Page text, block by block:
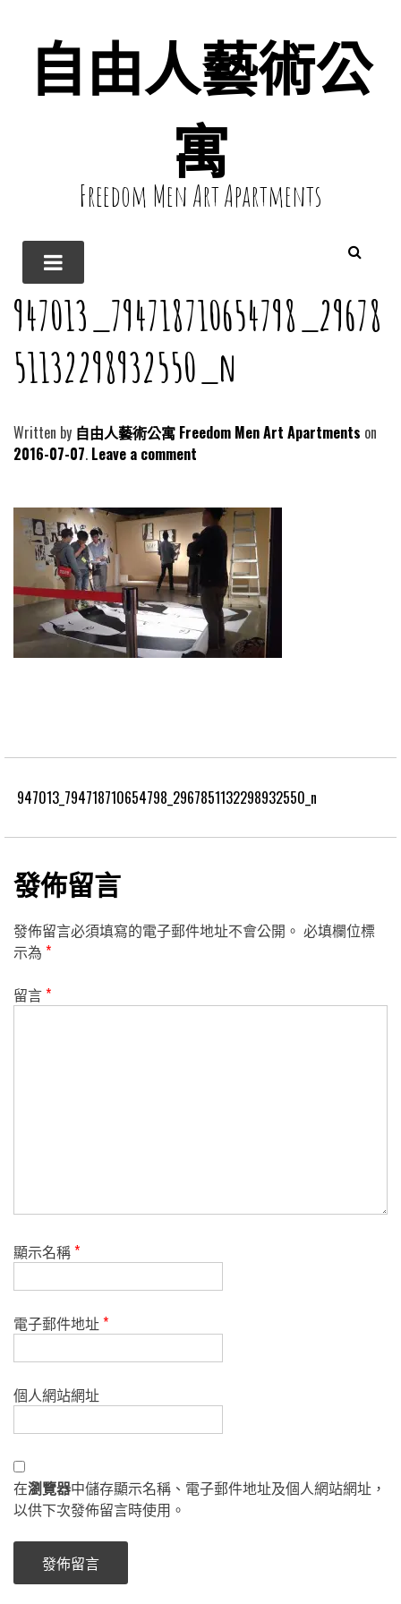
自由人藝術公
寓
Freedom Men Art Apartments
947013_794718710654798_29678
51132298932550_n
Written by 自由人藝術公寓 Freedom Men Art Apartments
2016-07-07 Leave a comment
947013_794718710654798_2967851132298932550_n
發佈留言
發佈留言必須填寫的電子郵件地址不會公開。 必填欄位標
示為 *
留言*
顯示名稱*
電子郵件地址*
個人網站網址
在瀏覽器中儲存顯示名稱、電子郵件地址及個人網站網址，
以供下次發佈留言時使用。